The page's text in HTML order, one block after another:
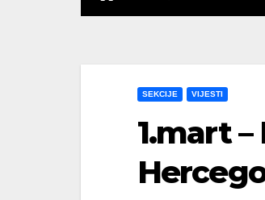
SEKCIJE VIJESTI
1.mart